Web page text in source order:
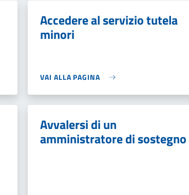
Accedere al servizio tutela
minori
VAI ALLA PAGINA
Avvalersi di un
amministratore di sostegno